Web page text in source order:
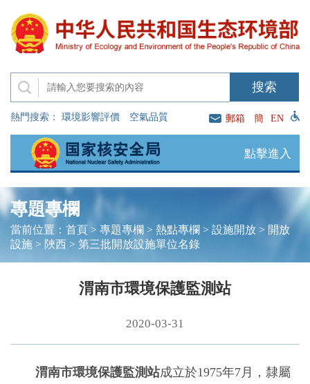
熱門搜索： 環境影響評價 空氣品質 郵箱 簡 EN
點擊進入
專題專欄
當前位置： 首頁> 專題專欄 > 熱點專欄 > 設施開放> 開放
設施> 陜西> 第三批開放設施單位名錄
渭南市環境保護監測站
2020-03-31
渭南市環境保護監測站成立於1975年7月，隸屬